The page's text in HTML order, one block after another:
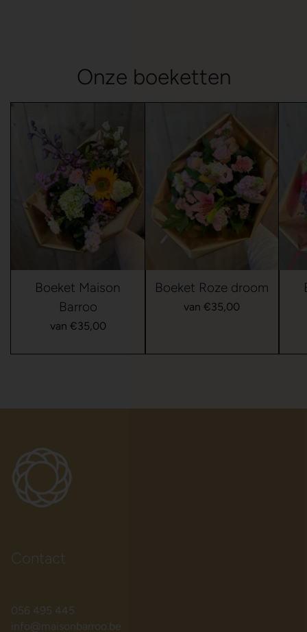
Onze boeketten
Boeket Maison
Barroo
van €35,00
Boeket Roze droom
van €35,00
Contact
056 495 445
info@maisonbarroo.be